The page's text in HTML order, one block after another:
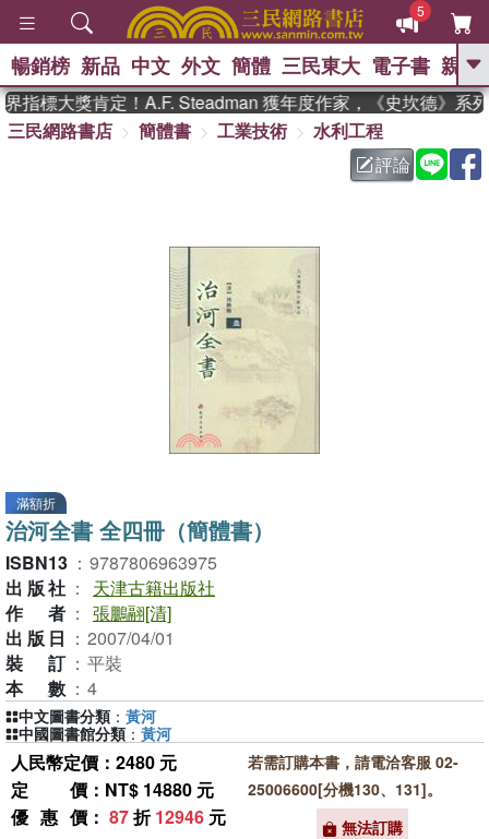
5
GO
熱搜： 東野圭吾 、 高希均教授回憶錄
父親節 、 花開錦
方念華 、 台灣的
群喵 、 臺灣漫遊錄
暢銷榜 新品 中文 外文 簡體 三民東大 電子書 親子
標大獎肯定！A.F. Steadman 獲年度作家，《史坎德》系列
三民網路書店
簡體書 工業技術
水利工程
評論
滿額折
治河全書 全四冊（簡體書）
ISBN13 ： 9787806963975
出版社 ：
天津古籍出版社
作者 ： 張鵬翮[清]
出版日 ： 2007/04/01
裝訂 ： 平裝
本數 ： 4
人民幣定價：2480 元
定價 ：NT$ 14880 元
優惠價 ： 87折12946 元
若需訂購本書，請電洽客服 02-
25006600[分機130、131]。
無法訂購
中文圖書分類 ： 黃河
中國圖書館分類 ： 黃河